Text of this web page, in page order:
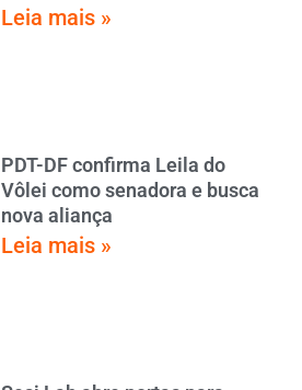
Leia mais »
PDT-DF confirma Leila do
Vôlei como senadora e busca
nova aliança
Leia mais »